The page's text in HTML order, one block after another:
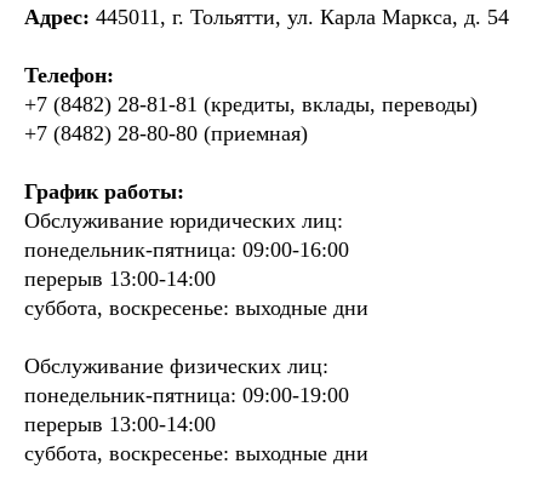
Адрес: 445011, г. Тольятти, ул. Карла Маркса, д. 54
Телефон:
+7 (8482) 28-81-81 (кредиты, вклады, переводы)
+7 (8482) 28-80-80 (приемная)
График работы:
Обслуживание юридических лиц:
понедельник-пятница: 09:00-16:00
перерыв 13:00-14:00
суббота, воскресенье: выходные дни
Обслуживание физических лиц:
понедельник-пятница: 09:00-19:00
перерыв 13:00-14:00
суббота, воскресенье: выходные дни